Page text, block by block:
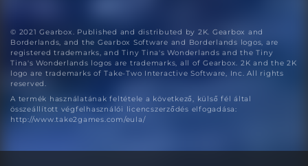
© 2021 Gearbox. Published and distributed by 2K. Gearbox and
Borderlands, and the Gearbox Software and Borderlands logos, are
registered trademarks, and Tiny Tina's Wonderlands and the Tiny
Tina's Wonderlands logos are trademarks, all of Gearbox. 2K and the 2K
logo are trademarks of Take-Two Interactive Software, Inc. All rights
reserved.
A termék használatának feltétele a következő, külső fél által
összeállított végfelhasználói licencszerződés elfogadása:
http://www.take2games.com/eula/